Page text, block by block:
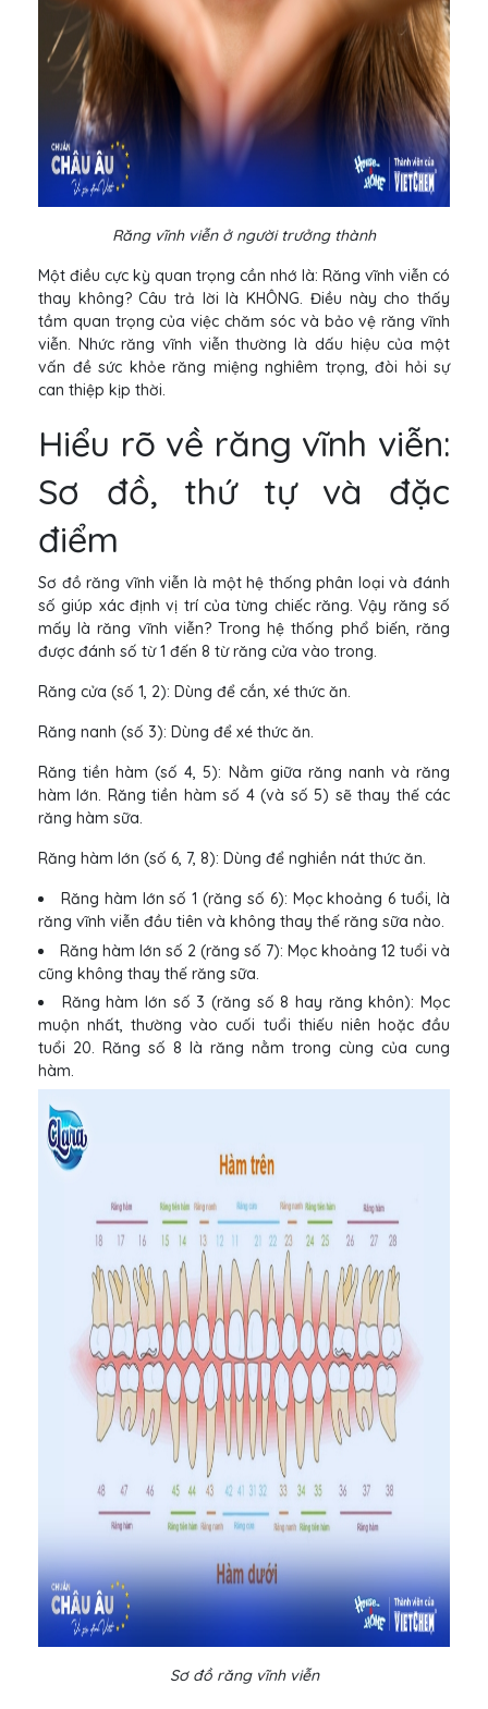
Răng vĩnh viễn ở người trưởng thành
Một điều cực kỳ quan trọng cần nhớ là: Răng vĩnh viễn có
thay không? Câu trả lời là KHÔNG. Điều này cho thấy
tầm quan trọng của việc chăm sóc và bảo vệ răng vĩnh
viễn. Nhức răng vĩnh viễn thường là dấu hiệu của một
vấn đề sức khỏe răng miệng nghiêm trọng, đòi hỏi sự
can thiệp kịp thời.
Hiểu rõ về răng vĩnh viễn:
Sơ đồ, thứ tự và đặc
điểm
Sơ đồ răng vĩnh viễn là một hệ thống phân loại và đánh
số giúp xác định vị trí của từng chiếc răng. Vậy răng số
mấy là răng vĩnh viễn? Trong hệ thống phổ biến, răng
được đánh số từ 1 đến 8 từ răng cửa vào trong.
Răng cửa (số 1, 2): Dùng để cắn, xé thức ăn.
Răng nanh (số 3): Dùng để xé thức ăn.
Răng tiền hàm (số 4, 5): Nằm giữa răng nanh và răng
hàm lớn. Răng tiền hàm số 4 (và số 5) sẽ thay thế các
răng hàm sữa.
Răng hàm lớn (số 6, 7, 8): Dùng để nghiền nát thức ăn.
Răng hàm lớn số 1 (răng số 6): Mọc khoảng 6 tuổi, là
răng vĩnh viễn đầu tiên và không thay thế răng sữa nào.
Răng hàm lớn số 2 (răng số 7): Mọc khoảng 12 tuổi và
cũng không thay thế răng sữa.
Răng hàm lớn số 3 (răng số 8 hay răng khôn): Mọc
muộn nhất, thường vào cuối tuổi thiếu niên hoặc đầu
tuổi 20. Răng số 8 là răng nằm trong cùng của cung
hàm.
Sơ đồ răng vĩnh viễn